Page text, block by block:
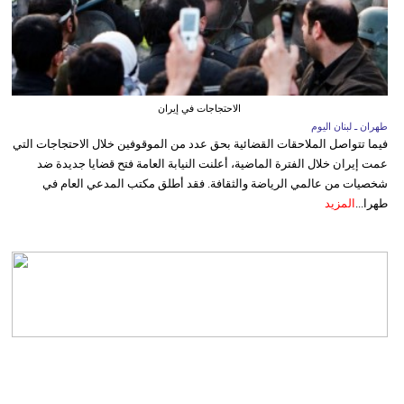
الاحتجاجات في إيران
طهران ـ لبنان اليوم
فيما تتواصل الملاحقات القضائية بحق عدد من الموقوفين خلال الاحتجاجات التي
عمت إيران خلال الفترة الماضية، أعلنت النيابة العامة فتح قضايا جديدة ضد
شخصيات من عالمي الرياضة والثقافة. فقد أطلق مكتب المدعي العام في
طهرا... المزيد